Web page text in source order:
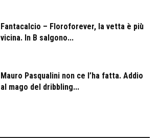
Fantacalcio – Floroforever, la vetta è più
vicina. In B salgono...
Mauro Pasqualini non ce l’ha fatta. Addio
al mago del dribbling...